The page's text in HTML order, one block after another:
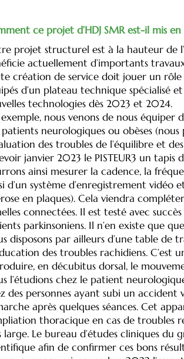
ce projet d’HDJ SMR est-il mis en
projet structurel est à la hauteur de
actuellement d’importants
création de service doit jouer un rôle
d’un plateau technique
technologies dès 2023 et 2024.
exemple, nous venons de nous
patients neurologiques ou obèses
des troubles de l’équilibre et
janvier 2023 le PISTEUR3 un
ainsi mesurer la cadence, la
d’un système d’enregistrement
en plaques). Cela viendra
connectées. Il est testé avec
parkinsoniens. Il n’en existe que
disposons par ailleurs d’une table
des troubles rachidiens. C’est
en décubitus dorsal, le
l’étudions chez le patient
des personnes ayant subi un
après quelques séances. Cet
thoracique en cas de troubles
large. Le bureau d’études cliniques
afin de confirmer ces bons